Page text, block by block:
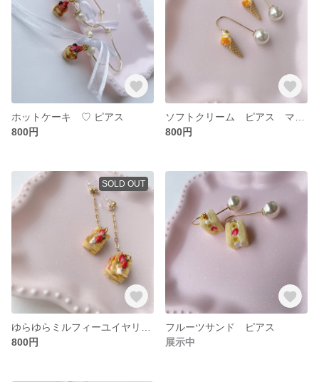
ホットケーキ ♡ ピアス
800円
800円
SOLD OUT
800円
フルーツサンド ピアス
展示中